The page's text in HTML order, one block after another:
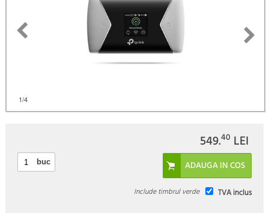
1/4
549.40 LEI
buc
TVA inclus
Include timbrul verde